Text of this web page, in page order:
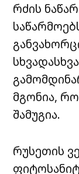
რძის
მგონია,
შამუგია.
რუსეთის